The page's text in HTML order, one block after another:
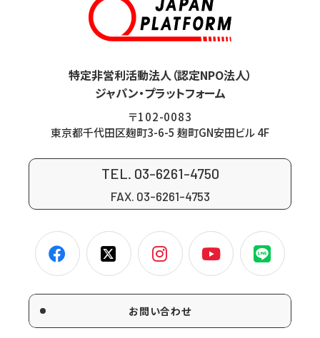
特定非営利活動法人（認定NPO法人）
ジャパン・プラットフォーム
〒102-0083
東京都千代田区麹町3-6-5 麹町GN安田ビル 4F
TEL. 03-6261-4750
FAX. 03-6261-4753
お問い合わせ